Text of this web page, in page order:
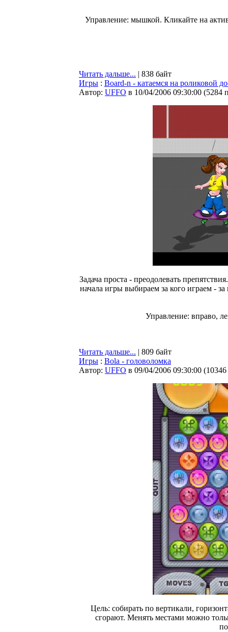
Управление: мышкой. Кликайте на
Читать дальше... | 838 байт
Игры : Board-n - катаемся на роликовой
Автор: UFFO в 10/04/2006 09:30:00 (5284
Задача проста - преодолевать
начала игры выбираем за кого играем -
Управление: вправо,
Читать дальше... | 809 байт
Игры : Bola - головоломка
Автор: UFFO в 09/04/2006 09:30:00 (
Цель: собирать по вертикали,
сгорают. Менять местами можно